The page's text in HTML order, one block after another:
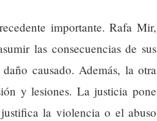
importante. Rafa Mir,
las consecuencias de sus
causado. Además, la otra
y lesiones. La justicia pone
la violencia o el abuso